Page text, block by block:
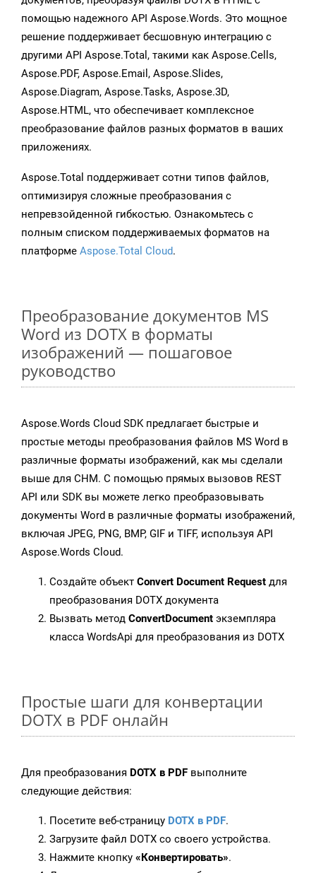
помощью надежного API Aspose.Words. Это мощное
решение поддерживает бесшовную интеграцию с
другими API Aspose.Total, такими как Aspose.Cells,
Aspose.PDF, Aspose.Email, Aspose.Slides,
Aspose.Diagram, Aspose.Tasks, Aspose.3D,
Aspose.HTML, что обеспечивает комплексное
преобразование файлов разных форматов в ваших
приложениях.
Aspose.Total поддерживает сотни типов файлов,
оптимизируя сложные преобразования с
непревзойденной гибкостью. Ознакомьтесь с
полным списком поддерживаемых форматов на
платформе Aspose.Total Cloud.
Преобразование документов MS
Word из DOTX в форматы
изображений — пошаговое
руководство
Aspose.Words Cloud SDK предлагает быстрые и
простые методы преобразования файлов MS Word в
различные форматы изображений, как мы сделали
выше для CHM. С помощью прямых вызовов REST
API или SDK вы можете легко преобразовывать
документы Word в различные форматы изображений,
включая JPEG, PNG, BMP, GIF и TIFF, используя API
Aspose.Words Cloud.
Создайте объект Convert Document Request для
преобразования DOTX документа
Вызвать метод ConvertDocument экземпляра
класса WordsApi для преобразования из DOTX
Простые шаги для конвертации
DOTX в PDF онлайн
Для преобразования DOTX в PDF выполните
следующие действия:
Посетите веб-страницу DOTX в PDF.
Загрузите файл DOTX со своего устройства.
Нажмите кнопку «Конвертировать».